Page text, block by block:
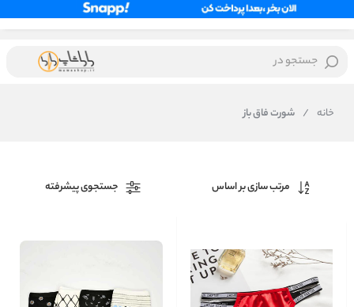
جستجو در
خانه / شورت فاق باز
مرتب سازی بر اساس جستجوی پیشرفته